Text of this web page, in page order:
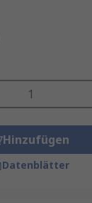
Hinzufügen
Datenblätter